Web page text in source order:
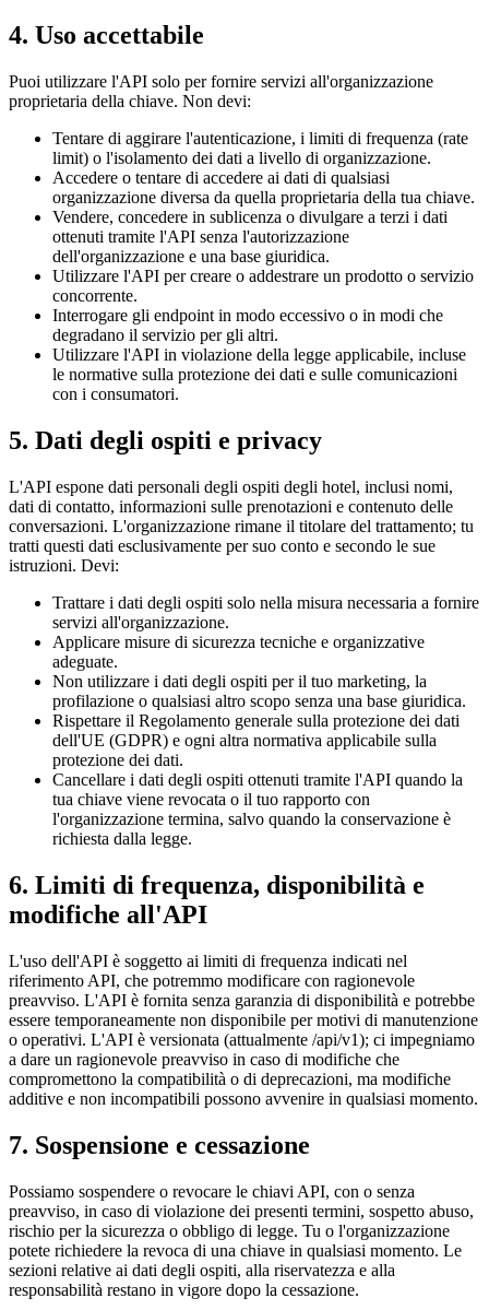
4. Uso accettabile
Puoi utilizzare l'API solo per fornire servizi all'organizzazione
proprietaria della chiave. Non devi:
Tentare di aggirare l'autenticazione, i limiti di frequenza (rate
limit) o l'isolamento dei dati a livello di organizzazione.
Accedere o tentare di accedere ai dati di qualsiasi
organizzazione diversa da quella proprietaria della tua chiave.
Vendere, concedere in sublicenza o divulgare a terzi i dati
ottenuti tramite l'API senza l'autorizzazione
dell'organizzazione e una base giuridica.
Utilizzare l'API per creare o addestrare un prodotto o servizio
concorrente.
Interrogare gli endpoint in modo eccessivo o in modi che
degradano il servizio per gli altri.
Utilizzare l'API in violazione della legge applicabile, incluse
le normative sulla protezione dei dati e sulle comunicazioni
con i consumatori.
5. Dati degli ospiti e privacy
L'API espone dati personali degli ospiti degli hotel, inclusi nomi,
dati di contatto, informazioni sulle prenotazioni e contenuto delle
conversazioni. L'organizzazione rimane il titolare del trattamento; tu
tratti questi dati esclusivamente per suo conto e secondo le sue
istruzioni. Devi:
Trattare i dati degli ospiti solo nella misura necessaria a fornire
servizi all'organizzazione.
Applicare misure di sicurezza tecniche e organizzative
adeguate.
Non utilizzare i dati degli ospiti per il tuo marketing, la
profilazione o qualsiasi altro scopo senza una base giuridica.
Rispettare il Regolamento generale sulla protezione dei dati
dell'UE (GDPR) e ogni altra normativa applicabile sulla
protezione dei dati.
Cancellare i dati degli ospiti ottenuti tramite l'API quando la
tua chiave viene revocata o il tuo rapporto con
l'organizzazione termina, salvo quando la conservazione è
richiesta dalla legge.
6. Limiti di frequenza, disponibilità e
modifiche all'API
L'uso dell'API è soggetto ai limiti di frequenza indicati nel
riferimento API, che potremmo modificare con ragionevole
preavviso. L'API è fornita senza garanzia di disponibilità e potrebbe
essere temporaneamente non disponibile per motivi di manutenzione
o operativi. L'API è versionata (attualmente /api/v1); ci impegniamo
a dare un ragionevole preavviso in caso di modifiche che
compromettono la compatibilità o di deprecazioni, ma modifiche
additive e non incompatibili possono avvenire in qualsiasi momento.
7. Sospensione e cessazione
Possiamo sospendere o revocare le chiavi API, con o senza
preavviso, in caso di violazione dei presenti termini, sospetto abuso,
rischio per la sicurezza o obbligo di legge. Tu o l'organizzazione
potete richiedere la revoca di una chiave in qualsiasi momento. Le
sezioni relative ai dati degli ospiti, alla riservatezza e alla
responsabilità restano in vigore dopo la cessazione.